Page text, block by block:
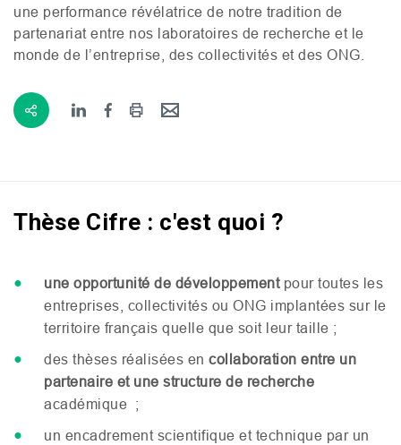
une performance révélatrice de notre tradition de
partenariat entre nos laboratoires de recherche et le
monde de l’entreprise, des collectivités et des ONG
Thèse Cifre : c'est quoi ?
une opportunité de développement pour toutes les
entreprises, collectivités ou ONG implantées sur le
territoire français quelle que soit leur taille ;
des thèses réalisées en collaboration entre un
partenaire et une structure de recherche
académique ;
un encadrement scientifique et technique par un